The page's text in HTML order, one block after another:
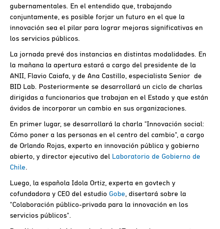
gubernamentales. En el entendido que, trabajando
conjuntamente, es posible forjar un futuro en el que la
innovación sea el pilar para lograr mejoras significativas en
los servicios públicos.
La jornada prevé dos instancias en distintas modalidades. En
la mañana la apertura estará a cargo del presidente de la
ANII, Flavio Caiafa, y de Ana Castillo, especialista Senior de
BID Lab. Posteriormente se desarrollará un ciclo de charlas
dirigidas a funcionarios que trabajan en el Estado y que están
ávidos de incorporar un cambio en sus organizaciones.
En primer lugar, se desarrollará la charla "Innovación social:
Cómo poner a las personas en el centro del cambio", a cargo
de Orlando Rojas, experto en innovación pública y gobierno
abierto, y director ejecutivo del Laboratorio de Gobierno de
Chile.
Luego, la española Idola Ortiz, experta en govtech y
cofundadora y CEO del estudio Gobe , disertará sobre la
"Colaboración público-privada para la innovación en los
servicios públicos".